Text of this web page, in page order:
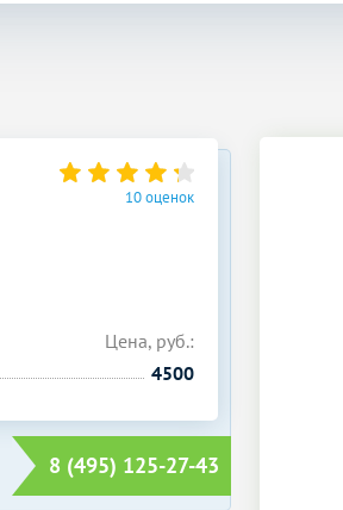
10 оценок
Цена, руб.:
4500
8 (495) 125-27-43